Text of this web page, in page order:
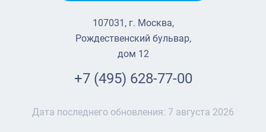
107031, г. Москва,
Рождественский бульвар,
дом 12
+7 (495) 628-77-00
Дата последнего обновления: 7 августа 2026